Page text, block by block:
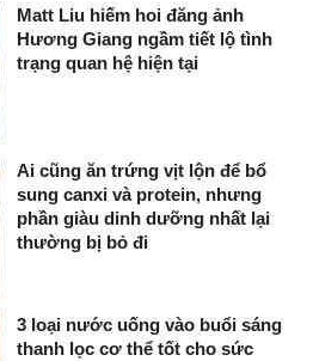
Matt Liu hiếm hoi đăng ảnh
Hương Giang ngầm tiết lộ tình
trạng quan hệ hiện tại
Ai cũng ăn trứng vịt lộn để bổ
sung canxi và protein, nhưng
phần giàu dinh dưỡng nhất lại
thường bị bỏ đi
3 loại nước uống vào buổi sáng
thanh lọc cơ thể tốt cho sức